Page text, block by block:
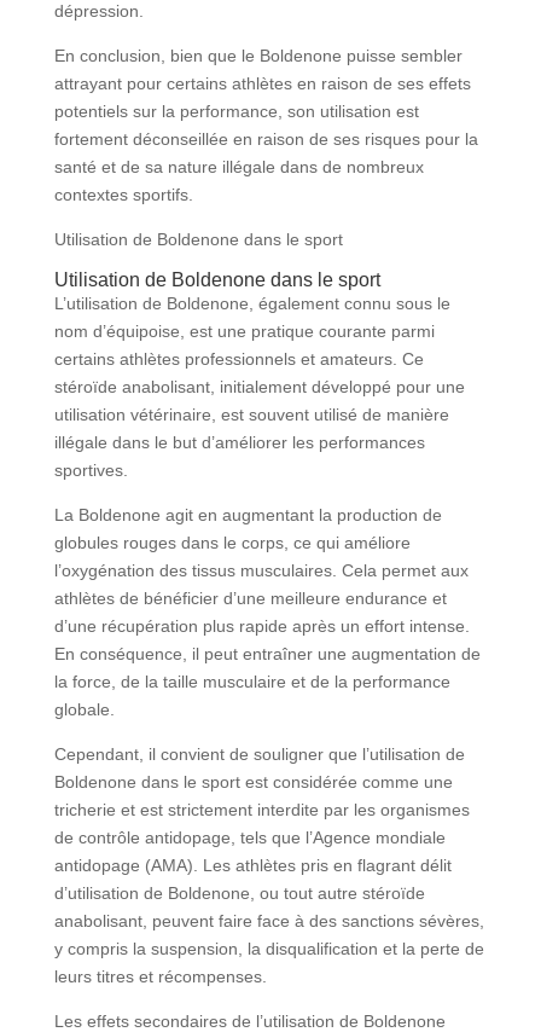
dépression.
En conclusion, bien que le Boldenone puisse sembler
attrayant pour certains athlètes en raison de ses effets
potentiels sur la performance, son utilisation est
fortement déconseillée en raison de ses risques pour la
santé et de sa nature illégale dans de nombreux
contextes sportifs.
Utilisation de Boldenone dans le sport
Utilisation de Boldenone dans le sport
L’utilisation de Boldenone, également connu sous le
nom d’équipoise, est une pratique courante parmi
certains athlètes professionnels et amateurs. Ce
stéroïde anabolisant, initialement développé pour une
utilisation vétérinaire, est souvent utilisé de manière
illégale dans le but d’améliorer les performances
sportives.
La Boldenone agit en augmentant la production de
globules rouges dans le corps, ce qui améliore
l’oxygénation des tissus musculaires. Cela permet aux
athlètes de bénéficier d’une meilleure endurance et
d’une récupération plus rapide après un effort intense.
En conséquence, il peut entraîner une augmentation de
la force, de la taille musculaire et de la performance
globale.
Cependant, il convient de souligner que l’utilisation de
Boldenone dans le sport est considérée comme une
tricherie et est strictement interdite par les organismes
de contrôle antidopage, tels que l’Agence mondiale
antidopage (AMA). Les athlètes pris en flagrant délit
d’utilisation de Boldenone, ou tout autre stéroïde
anabolisant, peuvent faire face à des sanctions sévères,
y compris la suspension, la disqualification et la perte de
leurs titres et récompenses.
Les effets secondaires de l’utilisation de Boldenone